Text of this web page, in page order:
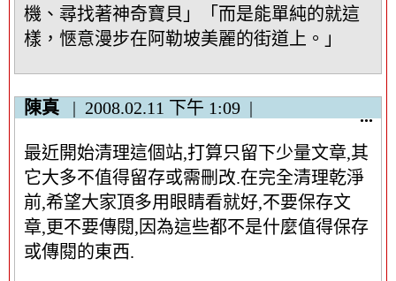
機、尋找著神奇寶貝」「而是能單純的就這
樣，愜意漫步在阿勒坡美麗的街道上。」
陳真 2008.02.11 下午 1:09
最近開始清理這個站,打算只留下少量文章,其
它大多不值得留存或需刪改.在完全清理乾淨
前,希望大家頂多用眼睛看就好,不要保存文
章,更不要傳閱,因為這些都不是什麼值得保存
或傳閱的東西.
...顯